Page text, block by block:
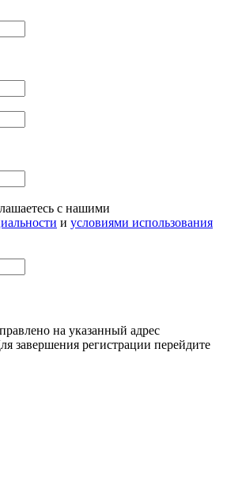
с нашими
и условиями использования
на указанный адрес
завершения регистрации перейдите